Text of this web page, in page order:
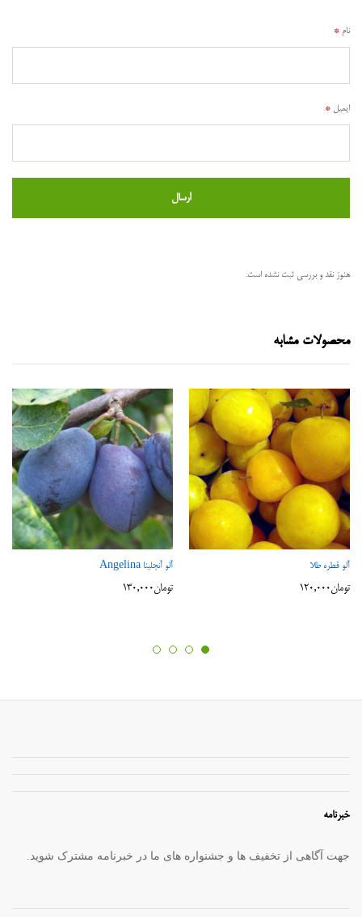
نام *
ایمیل *
هنوز نقد و بررسی ثبت نشده است.
محصولات مشابه
آلو قطره طلا
تومان120,000
آلو آنجلینا Angelina
تومان130,000
خبرنامه
جهت آگاهی از تخفیف ها و جشنواره های ما در خبرنامه مشترک شوید.